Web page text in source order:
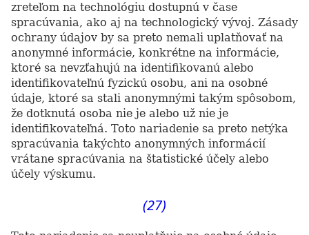
zreteľom na technológiu dostupnú v čase
spracúvania, ako aj na technologický vývoj. Zásady
ochrany údajov by sa preto nemali uplatňovať na
anonymné informácie, konkrétne na informácie,
ktoré sa nevzťahujú na identifikovanú alebo
identifikovateľnú fyzickú osobu, ani na osobné
údaje, ktoré sa stali anonymnými takým spôsobom,
že dotknutá osoba nie je alebo už nie je
identifikovateľná. Toto nariadenie sa preto netýka
spracúvania takýchto anonymných informácií
vrátane spracúvania na štatistické účely alebo
účely výskumu.
(27)